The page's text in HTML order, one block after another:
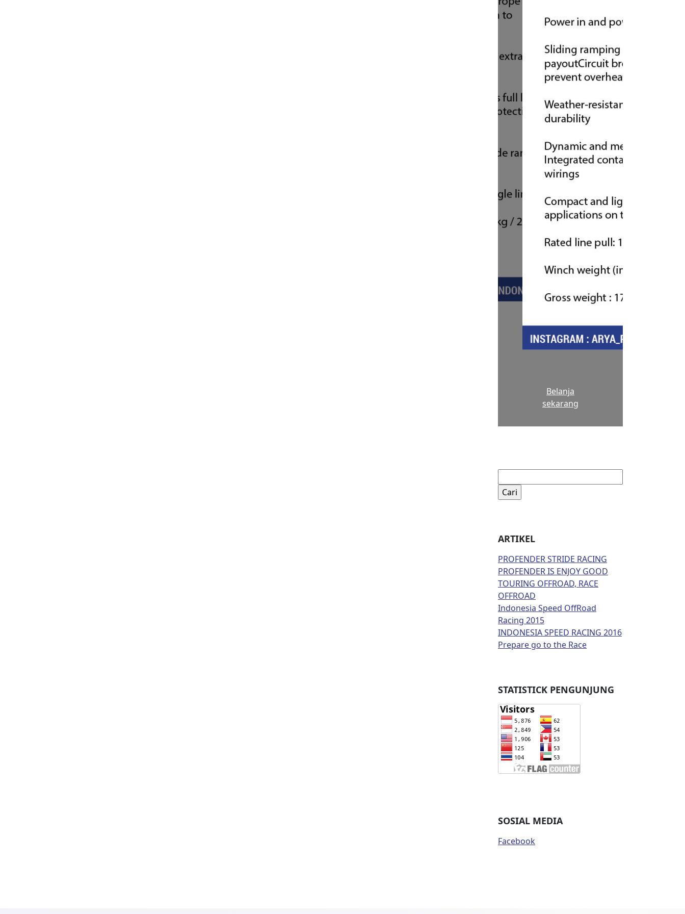
Belanja
sekarang
untuk:
ARTIKEL
PROFENDER STRIDE RACING
PROFENDER IS ENJOY GOOD
TOURING OFFROAD, RACE
OFFROAD
Indonesia Speed OffRoad
Racing 2015
INDONESIA SPEED RACING 2016
Prepare go to the Race
STATISTICK PENGUNJUNG
SOSIAL MEDIA
Facebook